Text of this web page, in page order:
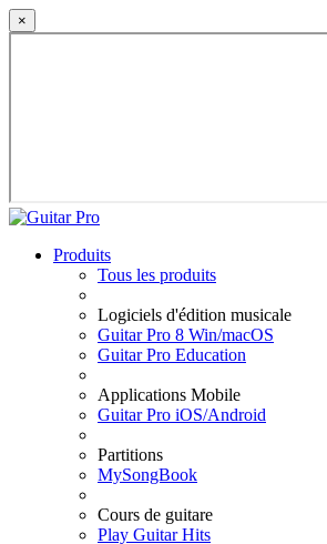
×
Produits
Tous les produits
Logiciels d'édition musicale
Guitar Pro 8 Win/macOS
Guitar Pro Education
Applications Mobile
Guitar Pro iOS/Android
Partitions
MySongBook
Cours de guitare
Play Guitar Hits